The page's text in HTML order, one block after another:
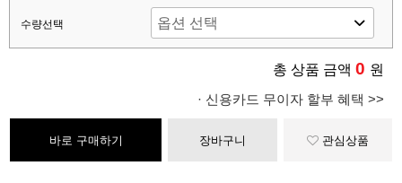
수량선택
총 상품 금액 0 원
· 신용카드 무이자 할부 혜택 >>
바로 구매하기 장바구니 관심상품